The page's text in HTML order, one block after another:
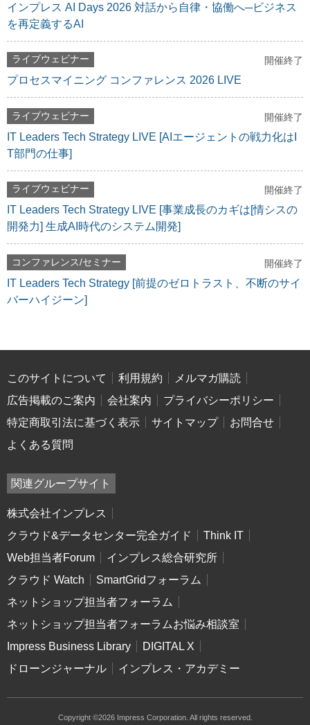
インプレス AI Days 2026 対話から自律・協働へ─ビジネス
を再定義するAI
ライブウェビナー 開催終了
プロセスマイニング コンファレンス 2026 LIVE
ライブウェビナー 開催終了
IT Leaders Tech Strategy LIVE [AIエージェントの戦力化はI
T部門の仕事]
ライブウェビナー 開催終了
IT Leaders Tech Strategy LIVE [事業成長のカギは[情シスの
開発力] 生成AI時代のシステム開発]
コンファレンス/セミナー 開催終了
IT Leaders Tech Strategy [前提のゼロトラスト、不断のサイ
バーハイジーン]
このサイトについて 利用規約
メルマガ購読
広告掲載のご案内
会社案内
プライバシーポリシー
特定商取引法に基づく表示
サイトマップ
お問合せ
よくある質問
関連グループサイト
株式会社インプレス
クラウド&データセンター完全ガイド
Think IT
Web担当者Forum
インプレス総合研究所
クラウド Watch
SmartGridフォーラム
ネットショップ担当者フォーラム
ネットショップ担当者フォーラムお悩み相談室
Impress Business Library
DIGITAL X
ドローンジャーナル
インプレス・アカデミー
Copyright ©2026 Impress Corporation. All rights reserved.